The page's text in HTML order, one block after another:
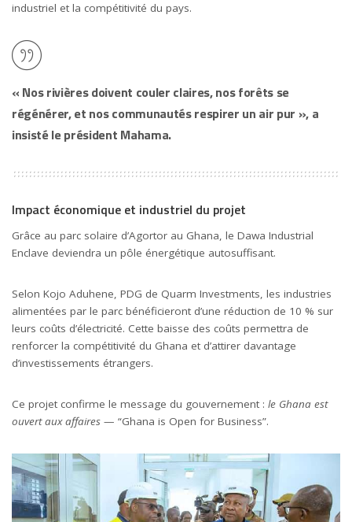
industriel et la compétitivité du pays.
« Nos rivières doivent couler claires, nos forêts se
régénérer, et nos communautés respirer un air pur », a
insisté le président Mahama.
Impact économique et industriel du projet
Grâce au parc solaire d’Agortor au Ghana, le Dawa Industrial
Enclave deviendra un pôle énergétique autosuffisant.
Selon Kojo Aduhene, PDG de Quarm Investments, les industries
alimentées par le parc bénéficieront d’une réduction de 10 % sur
leurs coûts d’électricité. Cette baisse des coûts permettra de
renforcer la compétitivité du Ghana et d’attirer davantage
d’investissements étrangers.
Ce projet confirme le message du gouvernement : le Ghana est
ouvert aux affaires — “Ghana is Open for Business”.